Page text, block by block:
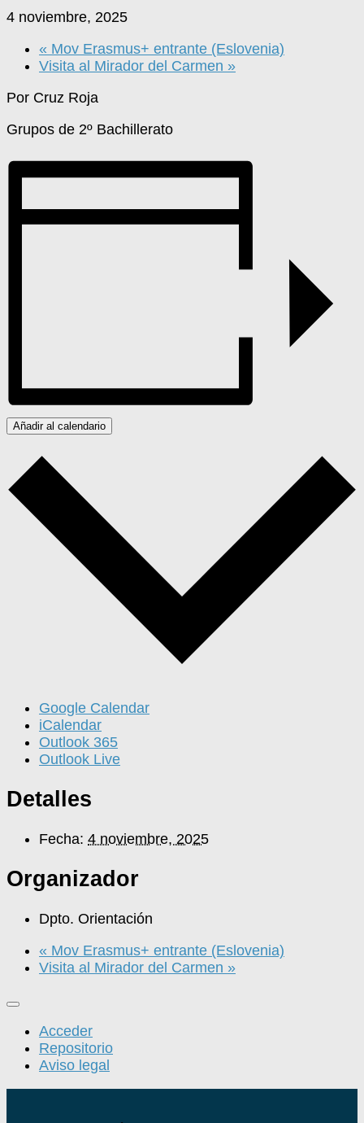
4 noviembre, 2025
« Mov Erasmus+ entrante (Eslovenia)
Visita al Mirador del Carmen »
Por Cruz Roja
Grupos de 2º Bachillerato
Añadir al calendario
Google Calendar
iCalendar
Outlook 365
Outlook Live
Detalles
Fecha: 4 noviembre, 2025
Organizador
Dpto. Orientación
« Mov Erasmus+ entrante (Eslovenia)
Visita al Mirador del Carmen »
Acceder
Repositorio
Aviso legal